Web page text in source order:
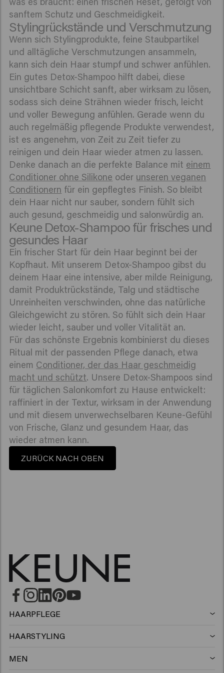
sanftem Schutz und Geschmeidigkeit.
Stylingrückstände und Verschmutzung
Wenn sich Stylingprodukte, feine Staubpartikel
und alltägliche Verschmutzungen ansammeln,
kann sich dein Haar stumpf und schwer anfühlen.
Ein gutes Detox-Shampoo hilft dabei, diese
unsichtbare Schicht sanft, aber wirksam zu lösen,
sodass sich deine Strähnen wieder frisch, leicht
und voller Bewegung anfühlen. Gerade wenn du
auch regelmäßig pflegende Produkte verwendest,
ist es angenehm, von Zeit zu Zeit tiefer zu
reinigen und dein Haar wieder atmen zu lassen.
Denke danach an die perfekte Balance mit einem
Conditioner ohne Silikone oder unseren veganen
Conditionern für ein gepflegtes Finish. So bleibt
dein Haar nicht nur sauber, sondern fühlt sich
auch gesund, geschmeidig und salonwürdig an.
Keune Detox-Shampoo für frisches und
gesundes Haar
Ein frischer Start für dein Haar beginnt bei der
Kopfhaut. Mit unserem Detox-Shampoo gibst du
deinem Haar eine intensive, aber milde Reinigung,
damit Produktrückstände, Talg und städtische
Unreinheiten verschwinden, ohne das natürliche
Gleichgewicht zu stören. So fühlt sich dein Haar
wieder leicht, sauber und voller Vitalität an.
Für das schönste Ergebnis kombinierst du dieses
Ritual mit der passenden Pflege danach, etwa
einem Conditioner, der das Haar geschmeidig
macht und schützt. Unsere Detox-Shampoos sind
für täglichen Salonkomfort zu Hause entwickelt:
raffiniert in der Textur, wirksam in der Anwendung
und mit diesem unverwechselbaren Keune-Gefühl
von Frische, Glanz und gesundem Haar, das
wieder atmen kann.
ZURÜCK NACH OBEN
HAARPFLEGE
HAARSTYLING
MEN